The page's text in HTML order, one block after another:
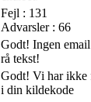
Fejl : 131
Advarsler : 66
Godt! Ingen
rå tekst!
Godt! Vi har ikke
i din kildekode